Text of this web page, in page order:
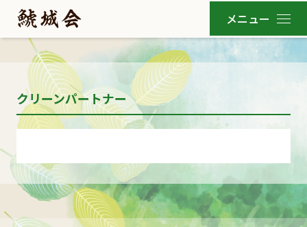
クリーンパートナー